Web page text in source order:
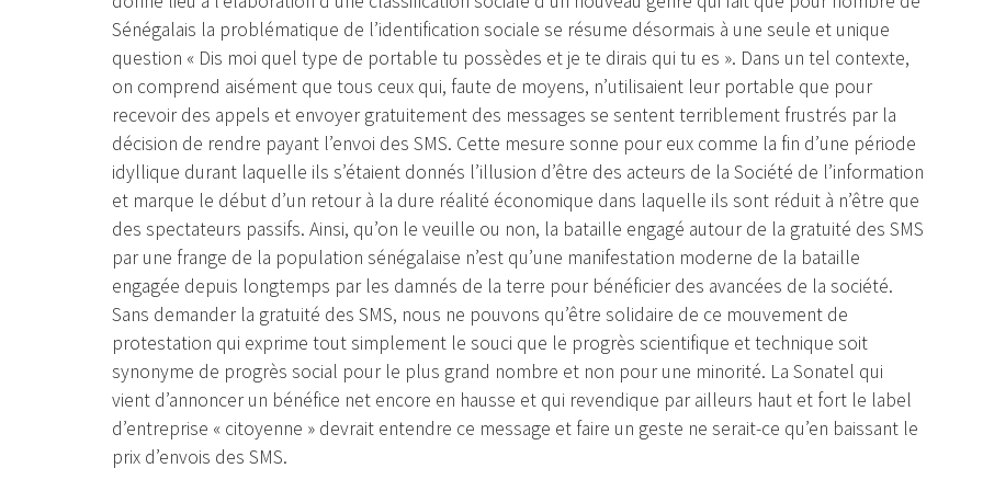
Sénégalais la problématique de l’identification sociale se résume désormais à une seule et unique
question « Dis moi quel type de portable tu possèdes et je te dirais qui tu es ». Dans un tel contexte,
on comprend aisément que tous ceux qui, faute de moyens, n’utilisaient leur portable que pour
recevoir des appels et envoyer gratuitement des messages se sentent terriblement frustrés par la
décision de rendre payant l’envoi des SMS. Cette mesure sonne pour eux comme la fin d’une période
idyllique durant laquelle ils s’étaient donnés l’illusion d’être des acteurs de la Société de l’information
et marque le début d’un retour à la dure réalité économique dans laquelle ils sont réduit à n’être que
des spectateurs passifs. Ainsi, qu’on le veuille ou non, la bataille engagé autour de la gratuité des SMS
par une frange de la population sénégalaise n’est qu’une manifestation moderne de la bataille
engagée depuis longtemps par les damnés de la terre pour bénéficier des avancées de la société.
Sans demander la gratuité des SMS, nous ne pouvons qu’être solidaire de ce mouvement de
protestation qui exprime tout simplement le souci que le progrès scientifique et technique soit
synonyme de progrès social pour le plus grand nombre et non pour une minorité. La Sonatel qui
vient d’annoncer un bénéfice net encore en hausse et qui revendique par ailleurs haut et fort le label
d’entreprise « citoyenne » devrait entendre ce message et faire un geste ne serait-ce qu’en baissant le
prix d’envois des SMS.